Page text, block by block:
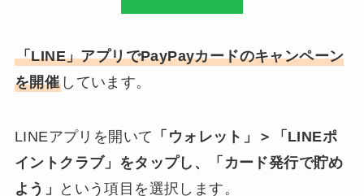
「LINE」アプリでPayPayカードのキャンペーン
を開催 しています。
LINEアプリを開いて 「ウォレット」＞「LINEポ
イントクラブ」をタップし、「カード発行で貯め
よう」
という項目を選択します。